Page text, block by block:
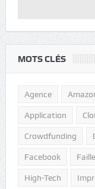
MOTS CLÉS
Agence
Application
Crowdfunding
Facebook Faille
High-Tech